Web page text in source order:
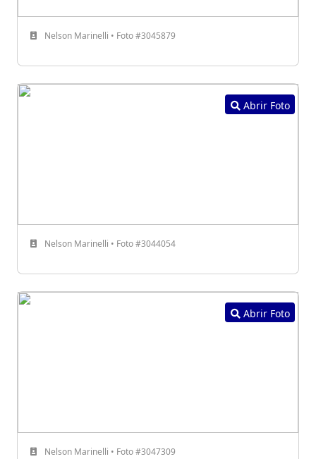
Nelson Marinelli • Foto #3045879
Abrir Foto
Nelson Marinelli • Foto #3044054
Abrir Foto
Nelson Marinelli • Foto #3047309